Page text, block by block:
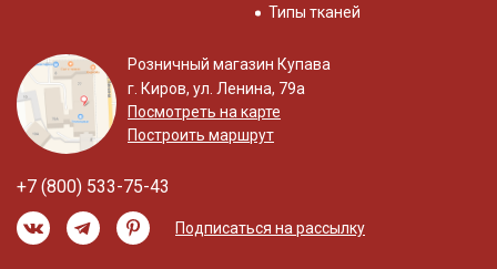
Типы тканей
Розничный магазин Купава
г. Киров, ул. Ленина, 79а
Посмотреть на карте
Построить маршрут
+7 (800) 533-75-43
Подписаться на рассылку